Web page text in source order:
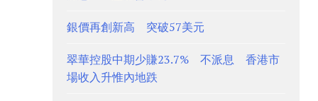
銀價再創新高 突破57美元
翠華控股中期少賺23.7% 不派息 香港市
場收入升惟內地跌